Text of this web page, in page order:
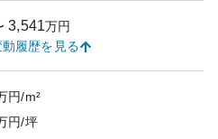
の優れたロケーションにある
と評価されています。ただ
況に関する情報は入手できな
入を検討する際にはしっかり
3,541万円
履歴を見る
円/m²
円/坪